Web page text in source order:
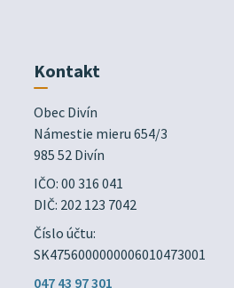
Kontakt
Obec Divín
Námestie mieru 654/3
985 52 Divín
IČO: 00 316 041
DIČ: 202 123 7042
Číslo účtu:
SK4756000000006010473001
047 43 97 301